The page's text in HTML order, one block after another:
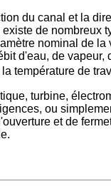
du canal et la
de nombreux
nominal de
d'eau, de
température de
turbine,
ou
et de